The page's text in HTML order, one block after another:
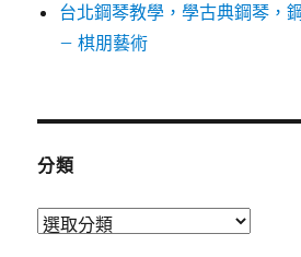
台北鋼琴教學，學古典鋼琴，
– 棋朋藝術
分類
分